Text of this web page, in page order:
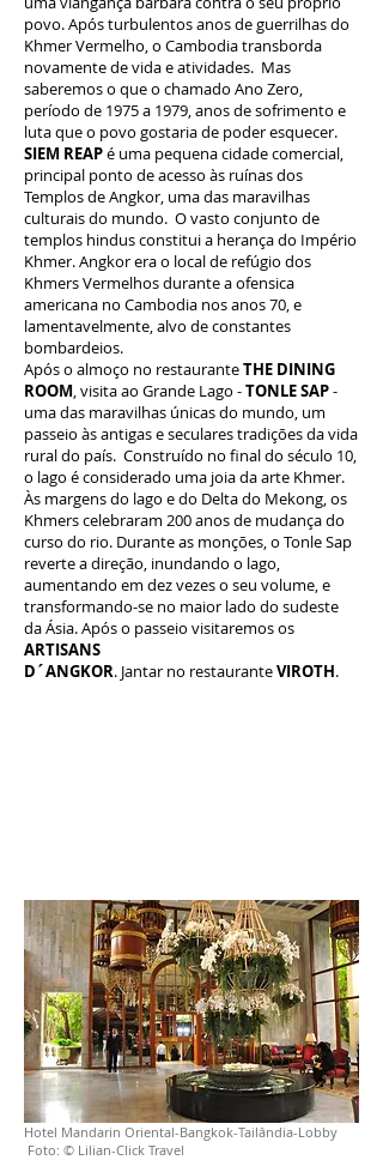
povo. Após turbulentos anos de guerrilhas do
Khmer Vermelho, o Cambodia transborda
novamente de vida e atividades. Mas
saberemos o que o chamado Ano Zero,
período de 1975 a 1979, anos de sofrimento e
luta que o povo gostaria de poder esquecer.
SIEM REAPé uma pequena cidade comercial,
principal ponto de acesso às ruínas dos
Templos de Angkor, uma das maravilhas
culturais do mundo. O vasto conjunto de
templos hindus constitui a herança do Império
Khmer. Angkor era o local de refúgio dos
Khmers Vermelhos durante a ofensica
americana no Cambodia nos anos 70, e
lamentavelmente, alvo de constantes
bombardeios.
Após o almoço no restauranteTHE DINING
ROOM, visita ao Grande Lago -TONLE SAP-
uma das maravilhas únicas do mundo, um
passeio às antigas e seculares tradições da vida
rural do país. Construído no final do século 10,
o lago é considerado uma joia da arte Khmer.
Às margens do lago e do Delta do Mekong, os
Khmers celebraram 200 anos de mudança do
curso do rio. Durante as monções, o Tonle Sap
reverte a direção, inundando o lago,
aumentando em dez vezes o seu volume, e
transformando-se no maior lado do sudeste
da Ásia. Após o passeio visitaremos os
ARTISANS
D´ANGKOR. Jantar no restauranteVIROTH.
Hotel Mandarin Oriental-Bangkok-Tailândia-Lobby
Foto: © Lilian-Click Travel